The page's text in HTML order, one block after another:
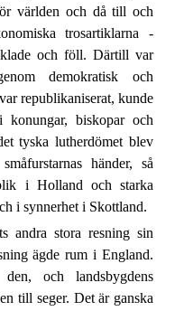
världen och då till och
trosartiklarna -
och föll. Därtill var
demokratisk och
republikaniserat, kunde
biskopar och
tyska lutherdömet blev
händer, så
i Holland och starka
i synnerhet i Skottland.
andra stora resning sin
ägde rum i England.
den, och landsbygdens
till seger. Det är ganska